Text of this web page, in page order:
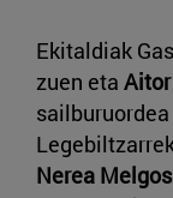
Ekitaldiak
zuen eta
Nerea